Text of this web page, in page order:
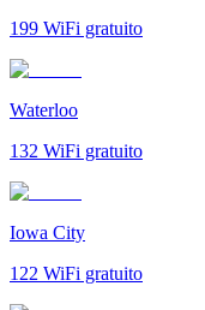
199 WiFi gratuito
Waterloo
132 WiFi gratuito
Iowa City
122 WiFi gratuito